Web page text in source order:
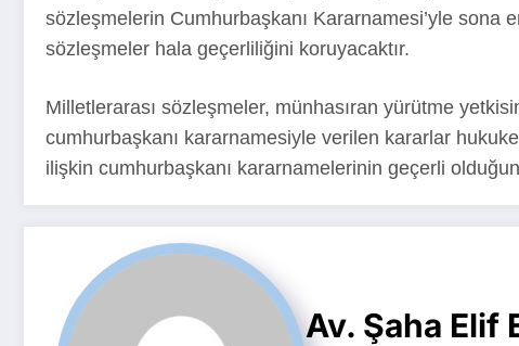
sözleşmelerin Cumhurbaşkanı Kararnamesi’yle sona
sözleşmeler hala geçerliliğini koruyacaktır.
Milletlerarası sözleşmeler, münhasıran yürütme
cumhurbaşkanı kararnamesiyle verilen kararlar
ilişkin cumhurbaşkanı kararnamelerinin geçerli
Av. Şaha Elif